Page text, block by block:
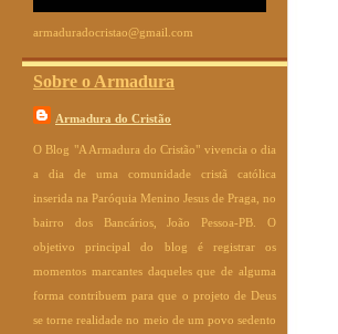
armaduradocristao@gmail.com
Sobre o Armadura
Armadura do Cristão
O Blog "A Armadura do Cristão" vivencia o dia
a dia de uma comunidade cristã católica
inserida na Paróquia Menino Jesus de Praga, no
bairro dos Bancários, João Pessoa-PB. O
objetivo principal do blog é registrar os
momentos marcantes daqueles que de alguma
forma contribuem para que o projeto de Deus
se torne realidade no meio de um povo sedento